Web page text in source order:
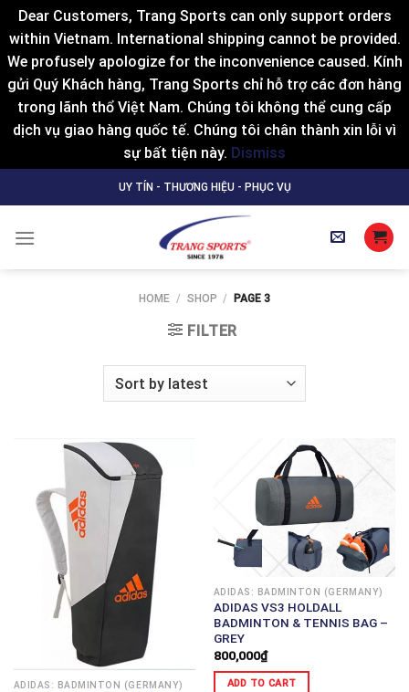
Dear Customers, Trang Sports can only support orders
within Vietnam. International shipping cannot be provided.
We profusely apologize for the inconvenience caused. Kính
gửi Quý Khách hàng, Trang Sports chỉ hỗ trợ các đơn hàng
trong lãnh thổ Việt Nam. Chúng tôi không thể cung cấp
dịch vụ giao hàng quốc tế. Chúng tôi chân thành xin lỗi vì
sự bất tiện này. Dismiss
to
UY TÍN - THƯƠNG HIỆU - PHỤC VỤ
HOME / SHOP / PAGE 3
FILTER
ADIDAS: BADMINTON (GERMANY)
ADIDAS: BADMINTON (GERMANY)
ADIDAS VS3 HOLDALL
BADMINTON & TENNIS BAG –
GREY
800,000₫
ADD TO CART